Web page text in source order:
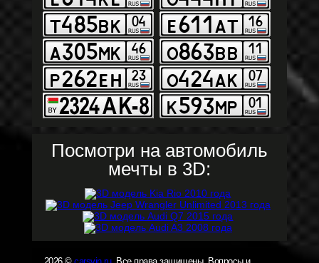
Посмотри на автомобиль
мечты в 3D: